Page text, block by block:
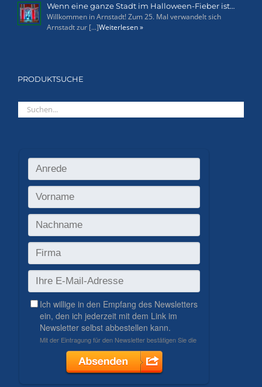
Wenn eine ganze Stadt im Halloween-Fieber ist…
Willkommen in Arnstadt! Zum 25. Mal verwandelt sich
Arnstadt zur [...]Weiterlesen »
PRODUKTSUCHE